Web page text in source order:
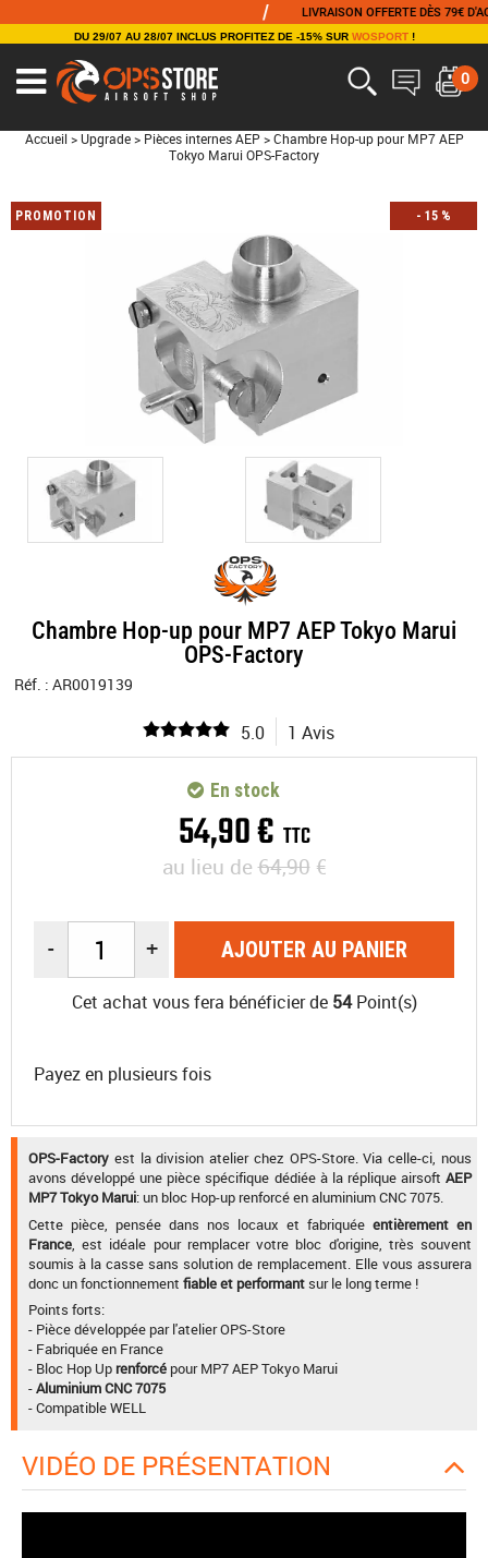
LIVRAISON OFFERTE DÈS 79€ D'ACHAT
DU 29/07 AU 28/07 INCLUS PROFITEZ DE -15% SUR WOSPORT!
0
Accueil > Upgrade > Pièces internes AEP > Chambre Hop-up pour MP7 AEP
Tokyo Marui OPS-Factory
PROMOTION - 15 %
Chambre Hop-up pour MP7 AEP Tokyo Marui
OPS-Factory
Réf. : AR0019139
5.0 1 Avis
54,90€ TTC
au lieu de64,90€
En stock
- + AJOUTER AU PANIER
Cet achat vous fera bénéficier de 54Point(s)
Payez en plusieurs fois
OPS-Factory est la division atelier chez OPS-Store. Via celle-ci, nous
avons développé une pièce spécifique dédiée à la réplique airsoft AEP
MP7 Tokyo Marui: un bloc Hop-up renforcé en aluminium CNC 7075.
Cette pièce, pensée dans nos locaux et fabriquée entièrement en
France , est idéale pour remplacer votre bloc d'origine, très souvent
soumis à la casse sans solution de remplacement. Elle vous assurera
donc un fonctionnement fiable et performantsur le long terme !
Points forts:
- Pièce développée par l'atelier OPS-Store
- Fabriquée en France
- Bloc Hop Up renforcé pour MP7 AEP Tokyo Marui
-Aluminium CNC 7075
- Compatible WELL
VIDÉO DE PRÉSENTATION